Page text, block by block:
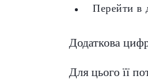
Перейти в
Додаткова
Для цього її